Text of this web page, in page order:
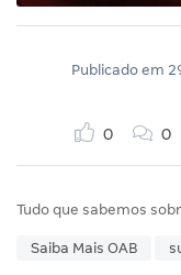
Publicado em
0 0
Tudo que sabemos
Saiba Mais OAB